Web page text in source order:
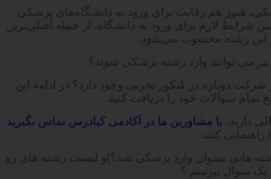
هنوز هم رقابت برای ورود به دانشگاه‌های پزشکی
شرایط لازم برای ورود به دانشگاه، از جمله اصلی‌ترین
این رشته محسوب می‌شود.
نیز می توانند وارد رشته پزشکی شوند؟
دوباره در کنکور تجربی وجود دارد؟ در ادامه این
تمام سوالات خود را دریافت کنید.
دارید، با مشاورین ما در آکادمی کیادرس تماس بگیرید
راهنمایی کنند.
رشته هایی میتوان وارد پزشکی شد؟)و لیست رشته های رو
یک سوال بپرسم ؟